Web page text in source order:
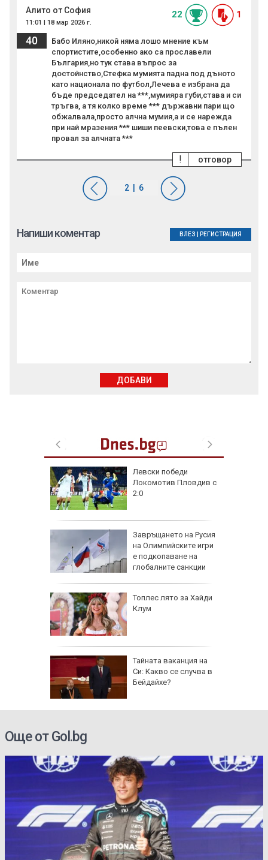
Левски победи
Локомотив Пловдив с
2:0
Завръщането на Русия
на Олимпийските игри
е подкопаване на
глобалните санкции
Топлес лято за Хайди
Клум
Тайната ваканция на
Си: Какво се случва в
Бейдайхе?
Алито от София
11:01 | 18 мар 2026 г.
22 1
40
Бабо Иляно,никой няма лошо мнение към
спортистите,особенно ако са прославели
България,но тук става въпрос за
достойнство,Стефка мумията падна под дъното
като национала по футбол,Лечева е избрана да
бъде председател на ***,мумияра губи,става и си
тръгва, а тя колко време *** държавни пари що
обжалвала,просто алчна мумия,а и се нарежда
при най мразения *** шиши пеевски,това е пълен
провал за алчната ***
отговор
!
Напиши коментар ВЛЕЗ РЕГИСТРАЦИЯ
ДОБАВИ
Още от Gol.bg